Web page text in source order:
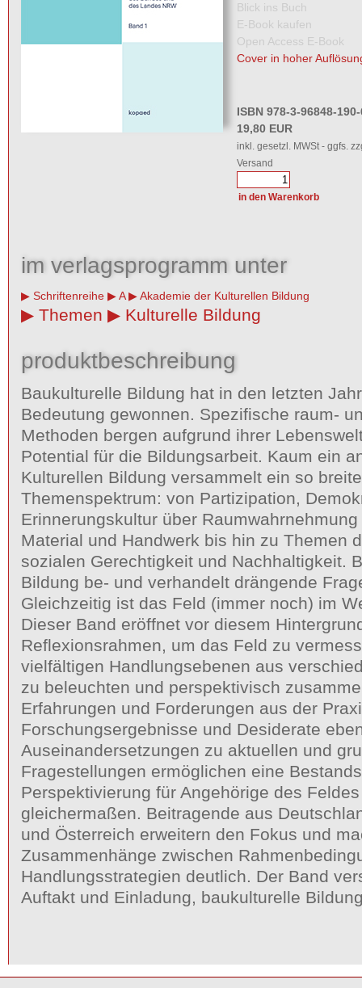
Blick ins Buch
E-Book kaufen
Open Access E-Book
Cover in hoher
ISBN 978-3-96848-
19,80 EUR
inkl. gesetzl. MWSt - ggfs.
Versand
im verlagsprogramm unter
Schriftenreihe A Akademie der Kulturellen Bildung
Themen Kulturelle Bildung
produktbeschreibung
Baukulturelle Bildung hat in den letzten
Bedeutung gewonnen. Spezifische raum-
Methoden bergen aufgrund ihrer
Potential für die Bildungsarbeit. Kaum ein
Kulturellen Bildung versammelt ein so
Themenspektrum: von Partizipation,
Erinnerungskultur über
Material und Handwerk bis hin zu Themen
sozialen Gerechtigkeit und Nachhaltigkeit.
Bildung be- und verhandelt drängende
Gleichzeitig ist das Feld (immer noch) im
Dieser Band eröffnet vor diesem
Reflexionsrahmen, um das Feld zu
vielfältigen Handlungsebenen aus
zu beleuchten und perspektivisch
Erfahrungen und Forderungen aus der
Forschungsergebnisse und Desiderate
Auseinandersetzungen zu aktuellen und
Fragestellungen ermöglichen eine
Perspektivierung für Angehörige des
gleichermaßen. Beitragende aus
und Österreich erweitern den Fokus und
Zusammenhänge zwischen
Handlungsstrategien deutlich. Der Band
Auftakt und Einladung, baukulturelle